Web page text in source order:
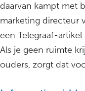
daarvan kampt met
marketing directeur
een Telegraaf-
Als je geen ruimte
ouders, zorgt dat